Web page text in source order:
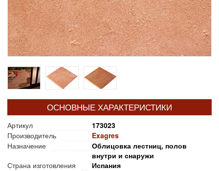
ОСНОВНЫЕ ХАРАКТЕРИСТИКИ
Артикул
173023
Производитель
Exagres
Назначение
Облицовка лестниц, полов
внутри и снаружи
Страна изготовления
Испания